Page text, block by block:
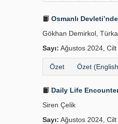
Osmanlı
Gökhan Demirkol,
Sayı: Ağustos 2024, Cilt
Özet Özet
Daily Life
Siren Çelik
Sayı: Ağustos 2024, Cilt